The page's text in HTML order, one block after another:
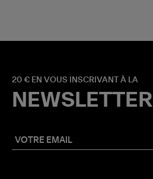
20 € EN VOUS INSCRIVANT À LA
NEWSLETTER